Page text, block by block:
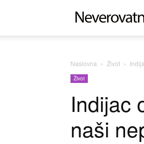
Naslovna Život
Život
Indijac
naši